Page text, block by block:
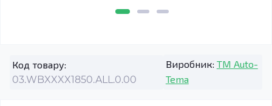
Код товару:
03.WBXXXX1850.ALL.0.00
Виробник: TM Auto-
Tema